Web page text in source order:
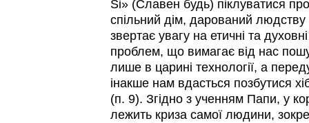
Si» (Славен будь) піклуватися
спільний дім, дарований людству
звертає увагу на етичні та
проблем, що вимагає від нас
лише в царині технології, а
інакше нам вдасться позбутися
(п. 9). Згідно з ученням Папи, у
лежить криза самої людини,